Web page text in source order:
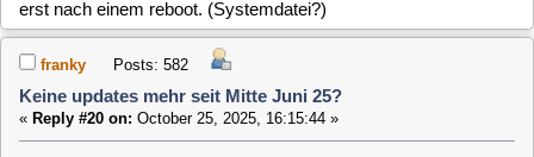
Ich habe das schon im VDR-Portal gepostet.
Du könntest das ja auch mal bei dir testen.
Lege dir aber erst mal einen Snapshot von deinem aktuell
funktionierenden Stand an.
kuro13 Posts: 575
Keine updates mehr seit Mitte Juni 25?